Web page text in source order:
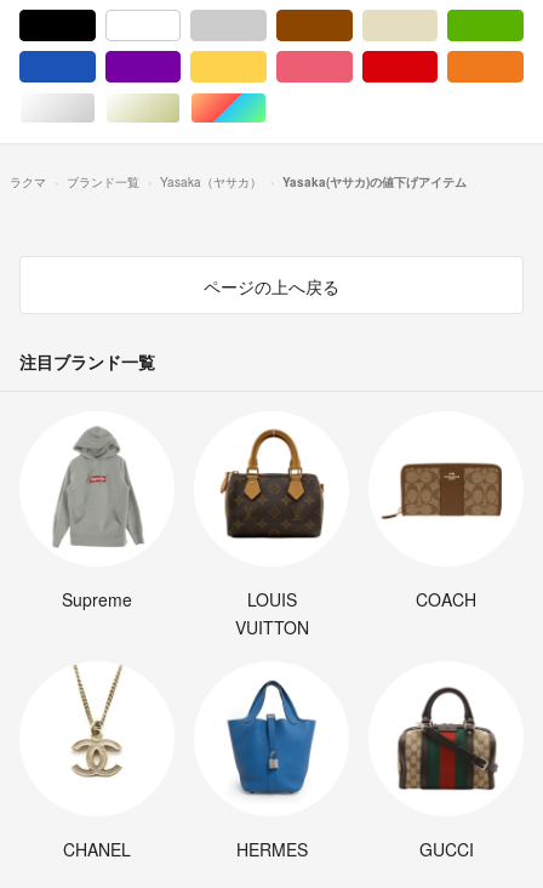
シルバー/銀色系ゴールド/金色系マルチカラー
ラクマ ブランド一覧 Yasaka（ヤサカ） Yasaka(ヤサカ)の値下げアイテム
ページの上へ戻る
注目ブランド一覧
Supreme
LOUIS
VUITTON
COACH
CHANEL HERMES GUCCI